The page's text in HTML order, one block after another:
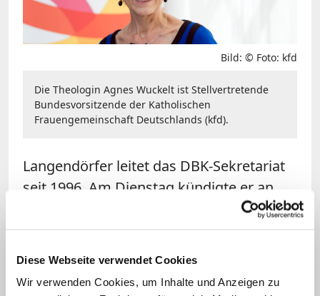
Diese Webseite verwendet Cookies
Wir verwenden Cookies, um Inhalte und Anzeigen zu
Bild: © Foto: kfd
Die Theologin Agnes Wuckelt ist Stellvertretende
Bundesvorsitzende der Katholischen
Frauengemeinschaft Deutschlands (kfd).
Langendörfer leitet das DBK-Sekretariat
seit 1996. Am Dienstag kündigte er an,
für eine weitere sechsjährige Amtszeit
der Überzeugung gelangt, dass es jetzt